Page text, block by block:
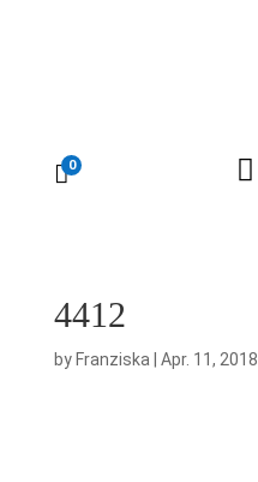
0 
4412
by Franziska Apr. 11, 2018